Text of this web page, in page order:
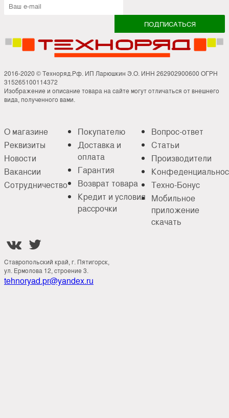
2016-2020 © Техноряд.Рф. ИП Ларюшкин Э.О. ИНН 262902900600 ОГРН
315265100114372
Изображение и описание товара на сайте могут отличаться от внешнего
вида, полученного вами.
О магазине
Реквизиты
Новости
Вакансии
Сотрудничество
Покупателю
Доставка и
оплата
Гарантия
Возврат товара
Кредит и условия
рассрочки
Вопрос-ответ
Статьи
Производители
Техно-Бонус
Мобильное
приложение
скачать
 
Ставропольский край, г. Пятигорск,
ул. Ермолова 12, строение 3.
tehnoryad.pr@yandex.ru